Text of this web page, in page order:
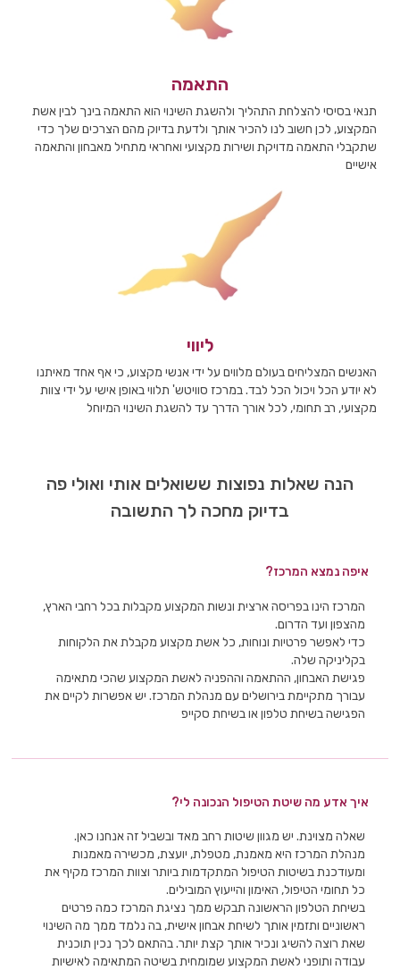
התאמה
תנאי בסיסי להצלחת התהליך ולהשגת השינוי הוא התאמה בינך לבין אשת
המקצוע, לכן חשוב לנו להכיר אותך ולדעת בדיוק מהם הצרכים שלך כדי
שתקבלי התאמה מדויקת ושירות מקצועי ואחראי מתחיל מאבחון והתאמה
אישיים
ליווי
האנשים המצליחים בעולם מלווים על ידי אנשי מקצוע, כי אף אחד מאיתנו
לא יודע הכל ויכול הכל לבד. במרכז סוויטש' תלווי באופן אישי על ידי צוות
מקצועי, רב תחומי, לכל אורך הדרך עד להשגת השינוי המיוחל
הנה שאלות נפוצות ששואלים אותי ואולי פה
בדיוק מחכה לך התשובה
איפה נמצא המרכז?
המרכז הינו בפריסה ארצית ונשות המקצוע מקבלות בכל רחבי הארץ,
מהצפון ועד הדרום.
כדי לאפשר פרטיות ונוחות, כל אשת מקצוע מקבלת את הלקוחות
בקליניקה שלה.
פגישת האבחון, ההתאמה וההפניה לאשת המקצוע שהכי מתאימה
עבורך מתקיימת בירושלים עם מנהלת המרכז. יש אפשרות לקיים את
הפגישה בשיחת טלפון או בשיחת סקייפ
איך אדע מה שיטת הטיפול הנכונה לי?
שאלה מצוינת. יש מגוון שיטות רחב מאד ובשביל זה אנחנו כאן.
מנהלת המרכז היא מאמנת, מטפלת, יועצת, מכשירה מאמנות
ומעודכנת בשיטות הטיפול המתקדמות ביותר וצוות המרכז מקיף את
כל תחומי הטיפול, האימון והייעוץ המובילים.
בשיחת הטלפון הראשונה תבקש ממך נציגת המרכז כמה פרטים
ראשוניים ותזמין אותך לשיחת אבחון אישית, בה נלמד ממך מה השינוי
שאת רוצה להשיג ונכיר אותך קצת יותר. בהתאם לכך נכין תוכנית
עבודה ותופני לאשת המקצוע שמומחית בשיטה המתאימה לאישיות